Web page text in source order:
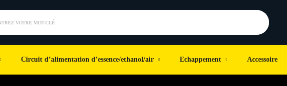
VOTRE MOT-CLÉ
Circuit d’alimentation d’essence/ethanol/air Echappement Accessoire